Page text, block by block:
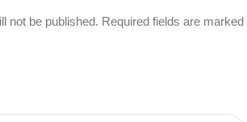
not be published. Required fields are marked